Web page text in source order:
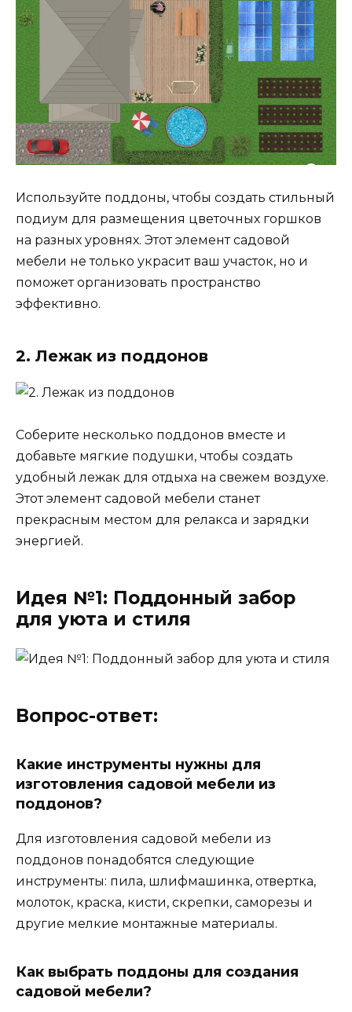
Используйте поддоны, чтобы создать стильный
подиум для размещения цветочных горшков
на разных уровнях. Этот элемент садовой
мебели не только украсит ваш участок, но и
поможет организовать пространство
эффективно.
2. Лежак из поддонов
Соберите несколько поддонов вместе и
добавьте мягкие подушки, чтобы создать
удобный лежак для отдыха на свежем воздухе.
Этот элемент садовой мебели станет
прекрасным местом для релакса и зарядки
энергией.
Идея №1: Поддонный забор
для уюта и стиля
Вопрос-ответ:
Какие инструменты нужны для
изготовления садовой мебели из
поддонов?
Для изготовления садовой мебели из
поддонов понадобятся следующие
инструменты: пила, шлифмашинка, отвертка,
молоток, краска, кисти, скрепки, саморезы и
другие мелкие монтажные материалы.
Как выбрать поддоны для создания
садовой мебели?